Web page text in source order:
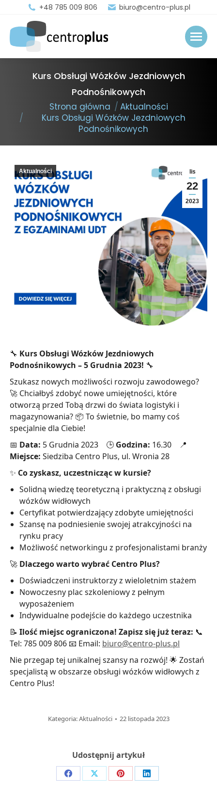
+48 785 009 806 biuro@centro-plus.pl
Kurs Obsługi Wózków Jezdniowych
Podnośnikowych
You are here:Strona główna
Aktualności
Kurs Obsługi Wózków Jezdniowych
Podnośnikowych
lis
22
2023
Aktualności
🔧 Kurs Obsługi Wózków Jezdniowych
Podnośnikowych – 5 Grudnia 2023! 🔧
Szukasz nowych możliwości rozwoju zawodowego?
🚀 Chciałbyś zdobyć nowe umiejętności, które
otworzą przed Tobą drzwi do świata logistyki i
magazynowania? 📦 To świetnie, bo mamy coś
specjalnie dla Ciebie!
📅 Data: 5 Grudnia 2023 🕒 Godzina: 16.30 📍
Miejsce: Siedziba Centro Plus, ul. Wronia 28
✨ Co zyskasz, uczestnicząc w kursie?
Solidną wiedzę teoretyczną i praktyczną z obsługi
wózków widłowych
Certyfikat potwierdzający zdobyte umiejętności
Szansę na podniesienie swojej atrakcyjności na
rynku pracy
Możliwość networkingu z profesjonalistami branży
🚀 Dlaczego warto wybrać Centro Plus?
Doświadczeni instruktorzy z wieloletnim stażem
Nowoczesny plac szkoleniowy z pełnym
wyposażeniem
Indywidualne podejście do każdego uczestnika
📝 Ilość miejsc ograniczona! Zapisz się już teraz: 📞
Tel: 785 009 806 📧 Email: biuro@centro-plus.pl
Nie przegap tej unikalnej szansy na rozwój! 🌟 Zostań
specjalistą w obszarze obsługi wózków widłowych z
Centro Plus!
Kategoria:Aktualności 22 listopada 2023
Udostępnij artykuł
Share Share Share Share